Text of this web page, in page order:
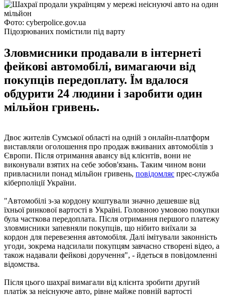
Фото: cyberpolice.gov.ua
Підозрюваних помістили під варту
Зловмисники продавали в інтернеті
фейкові автомобілі, вимагаючи від
покупців передоплату. Їм вдалося
обдурити 24 людини і заробити один
мільйон гривень.
Двоє жителів Сумської області на одній з онлайн-платформ
виставляли оголошення про продаж вживаних автомобілів з
Європи. Після отримання авансу від клієнтів, вони не
виконували взятих на себе зобов'язань. Таким чином вони
привласнили понад мільйон гривень, повідомляє прес-служба
кіберполіції України.
"Автомобілі з-за кордону коштували значно дешевше від
їхньої ринкової вартості в Україні. Головною умовою покупки
була часткова передоплата. Після отримання першого платежу
зловмисники запевняли покупців, що нібито виїхали за
кордон для перевезення автомобіля. Далі імітували законність
угоди, зокрема надсилали покупцям завчасно створені відео, а
також надавали фейкові доручення", - йдеться в повідомленні
відомства.
Після цього шахраї вимагали від клієнта зробити другий
платіж за неіснуюче авто, рівне майже повній вартості